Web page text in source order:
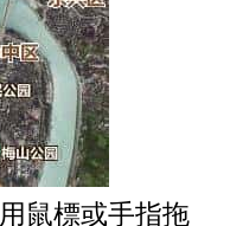
鼠標或手指拖